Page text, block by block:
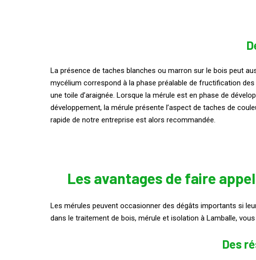
La présence de taches blanches ou marron sur le bois peut
mycélium correspond à la phase préalable de fructification
une toile d’araignée. Lorsque la mérule est en phase de
développement, la mérule présente l’aspect de taches de
rapide de notre entreprise est alors recommandée.
Les avantages de faire
Les mérules peuvent occasionner des dégâts importants si
dans le traitement de bois, mérule et isolation à Lamballe,
Des